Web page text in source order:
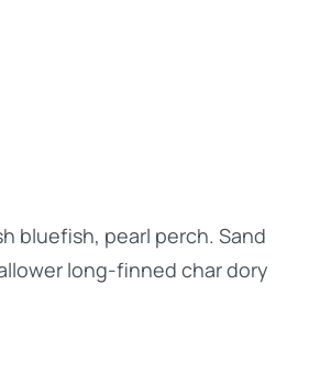
bluefish, pearl perch. Sand
long-finned char dory